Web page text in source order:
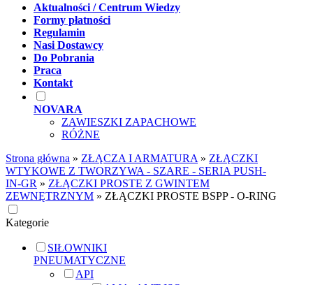
Aktualności / Centrum Wiedzy
Formy płatności
Regulamin
Nasi Dostawcy
Do Pobrania
Praca
Kontakt
NOVARA
ZAWIESZKI ZAPACHOWE
RÓŻNE
Strona główna » ZŁĄCZA I ARMATURA » ZŁĄCZKI
WTYKOWE Z TWORZYWA - SZARE - SERIA PUSH-
IN-GR » ZŁĄCZKI PROSTE Z GWINTEM
ZEWNĘTRZNYM » ZŁĄCZKI PROSTE BSPP - O-RING
Kategorie
SIŁOWNIKI
PNEUMATYCZNE
API